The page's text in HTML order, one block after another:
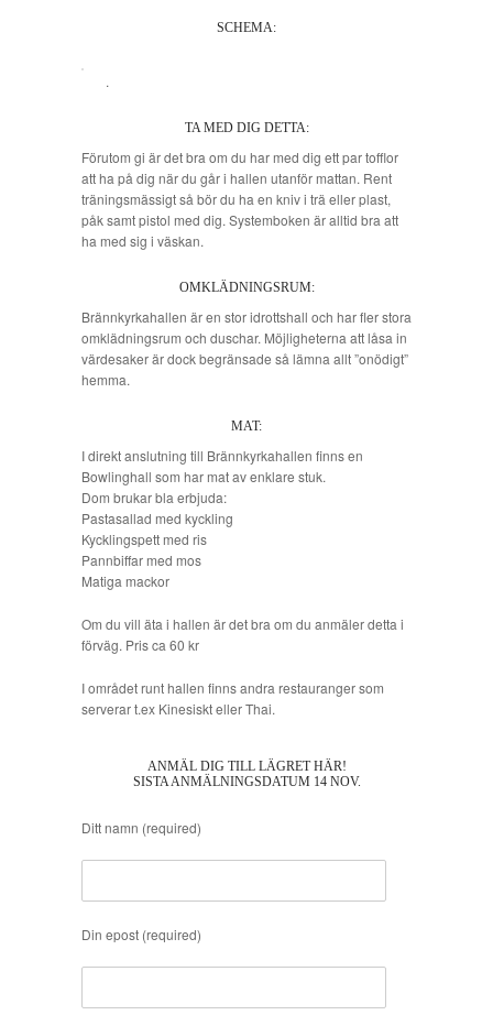
SCHEMA:
.
TA MED DIG DETTA:
Förutom gi är det bra om du har med dig ett par tofflor
att ha på dig när du går i hallen utanför mattan. Rent
träningsmässigt så bör du ha en kniv i trä eller plast,
påk samt pistol med dig. Systemboken är alltid bra att
ha med sig i väskan.
OMKLÄDNINGSRUM:
Brännkyrkahallen är en stor idrottshall och har fler stora
omklädningsrum och duschar. Möjligheterna att låsa in
värdesaker är dock begränsade så lämna allt ”onödigt”
hemma.
MAT:
I direkt anslutning till Brännkyrkahallen finns en
Bowlinghall som har mat av enklare stuk.
Dom brukar bla erbjuda:
Pastasallad med kyckling
Kycklingspett med ris
Pannbiffar med mos
Matiga mackor
Om du vill äta i hallen är det bra om du anmäler detta i
förväg. Pris ca 60 kr
I området runt hallen finns andra restauranger som
serverar t.ex Kinesiskt eller Thai.
ANMÄL DIG TILL LÄGRET HÄR!
SISTA ANMÄLNINGSDATUM 14 NOV.
Ditt namn (required)
Din epost (required)